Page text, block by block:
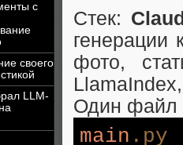
с
своего
LLM-
Стек:
генерации
фото,
Один файл
main .py